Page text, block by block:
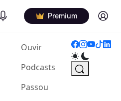
Podcasts Premium Log in
Ouvir(current)
Podcasts
Passou